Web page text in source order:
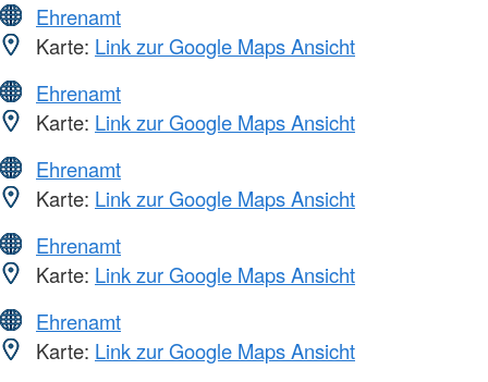
Ehrenamt
Karte: Link zur Google Maps Ansicht
Ehrenamt
Karte: Link zur Google Maps Ansicht
Ehrenamt
Karte: Link zur Google Maps Ansicht
Ehrenamt
Karte: Link zur Google Maps Ansicht
Ehrenamt
Karte: Link zur Google Maps Ansicht